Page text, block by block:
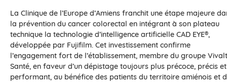
La Clinique de l’Europe d’Amiens franchit une étape majeure
la prévention du cancer colorectal en intégrant à son plateau
technique la technologie d’intelligence artificielle CAD EYE®,
développée par Fujifilm. Cet investissement confirme
l’engagement fort de l’établissement, membre du groupe
Santé, en faveur d’un dépistage toujours plus précoce, précis et
performant, au bénéfice des patients du territoire amiénois et